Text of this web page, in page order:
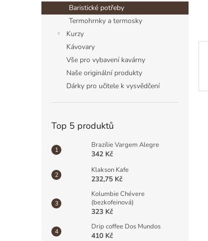
Baristické potřeby
Termohrnky a termosky
Kurzy
Kávovary
Vše pro vybavení kavárny
Naše originální produkty
Dárky pro učitele k vysvědčení
Top 5 produktů
Brazílie Vargem Alegre
342 Kč
Klakson Kafe
232,75 Kč
Kolumbie Chévere
(bezkofeinová)
323 Kč
Drip coffee Dos Mundos
410 Kč